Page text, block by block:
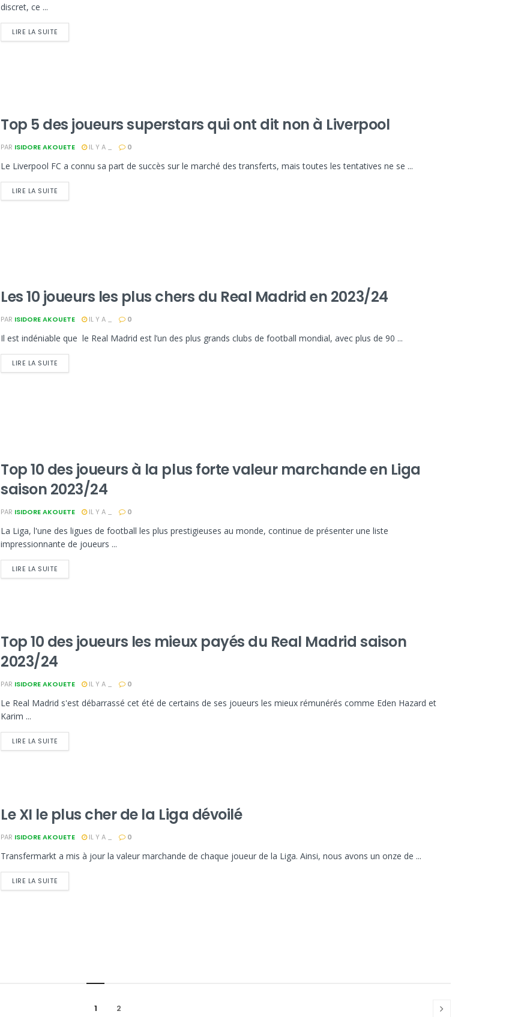
discret, ce ...
LIRE LA SUITE
Top 5 des joueurs superstars qui ont dit non à Liverpool
PAR ISIDORE AKOUETE IL Y A _ 0
Le Liverpool FC a connu sa part de succès sur le marché des transferts, mais toutes les tentatives ne se ...
LIRE LA SUITE
Les 10 joueurs les plus chers du Real Madrid en 2023/24
PAR ISIDORE AKOUETE IL Y A _ 0
Il est indéniable que le Real Madrid est l’un des plus grands clubs de football mondial, avec plus de 90 ...
LIRE LA SUITE
Top 10 des joueurs à la plus forte valeur marchande en Liga
saison 2023/24
PAR ISIDORE AKOUETE IL Y A _ 0
La Liga, l'une des ligues de football les plus prestigieuses au monde, continue de présenter une liste
impressionnante de joueurs ...
LIRE LA SUITE
Top 10 des joueurs les mieux payés du Real Madrid saison
2023/24
PAR ISIDORE AKOUETE IL Y A _ 0
Le Real Madrid s'est débarrassé cet été de certains de ses joueurs les mieux rémunérés comme Eden Hazard et
Karim ...
LIRE LA SUITE
Le XI le plus cher de la Liga dévoilé
PAR ISIDORE AKOUETE IL Y A _ 0
Transfermarkt a mis à jour la valeur marchande de chaque joueur de la Liga. Ainsi, nous avons un onze de ...
LIRE LA SUITE
1 2